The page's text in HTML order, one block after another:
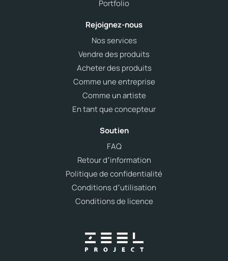
Portfolio
Rejoignez-nous
Nos services
Vendre des produits
Acheter des produits
Comme une entreprise
Comme un artiste
En tant que concepteur
Soutien
FAQ
Retour d՚information
Politique de confidentialité
Conditions d՚utilisation
Conditions de licence